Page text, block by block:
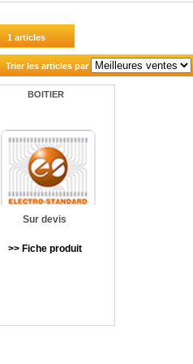
1 articles
Trier les articles par
BOITIER
Sur devis
>> Fiche produit